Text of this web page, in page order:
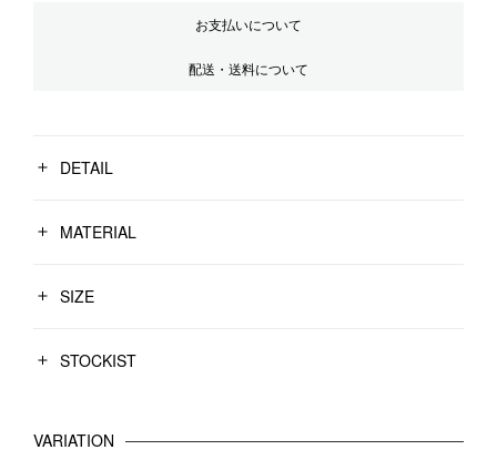
お支払いについて
配送・送料について
DETAIL
MATERIAL
SIZE
STOCKIST
VARIATION